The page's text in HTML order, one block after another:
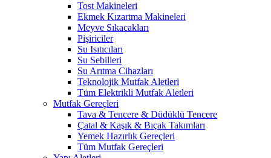
Tost Makineleri
Ekmek Kızartma Makineleri
Meyve Sıkacakları
Pişiriciler
Su Isıtıcıları
Su Sebilleri
Su Arıtma Cihazları
Teknolojik Mutfak Aletleri
Tüm Elektrikli Mutfak Aletleri
Mutfak Gereçleri
Tava & Tencere & Düdüklü Tencere
Çatal & Kaşık & Bıçak Takımları
Yemek Hazırlık Gereçleri
Tüm Mutfak Gereçleri